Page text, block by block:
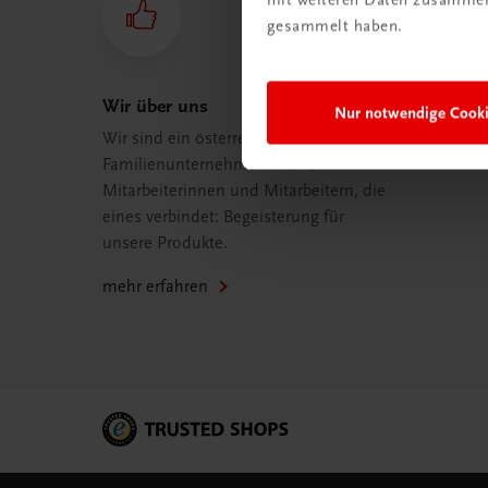
gesammelt haben.
Nur notwendige
Wir über uns
Wir sind ein österreichisches
Familienunternehmen mit 75
Mitarbeiterinnen und Mitarbeitern, die
eines verbindet: Begeisterung für
unsere Produkte.
mehr erfahren